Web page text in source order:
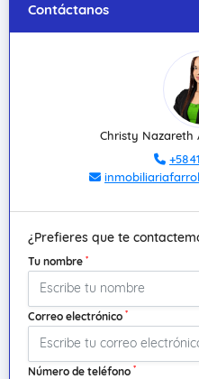
Contáctanos
Christy Nazareth
¿Prefieres que te
Tu nombre *
Correo electrónico *
Número de teléfono *